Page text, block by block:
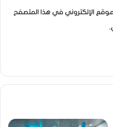
الإلكتروني في هذا المتصفح